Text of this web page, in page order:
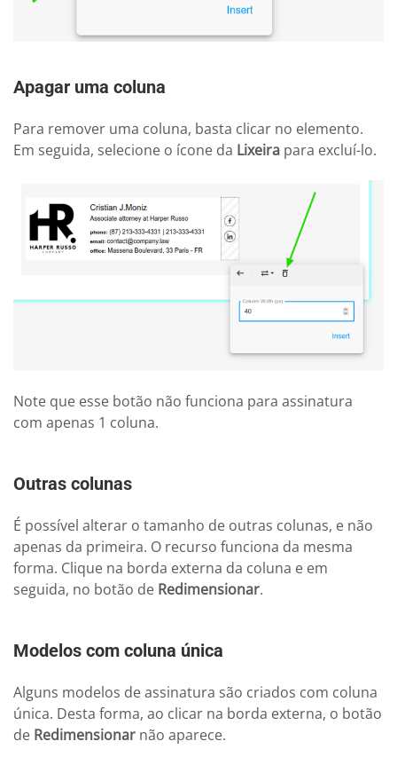
Apagar uma coluna
Para remover uma coluna, basta clicar no elemento.
Em seguida, selecione o ícone da Lixeira para excluí-lo.
Note que esse botão não funciona para assinatura
com apenas 1 coluna.
Outras colunas
É possível alterar o tamanho de outras colunas, e não
apenas da primeira. O recurso funciona da mesma
forma. Clique na borda externa da coluna e em
seguida, no botão de Redimensionar.
Modelos com coluna única
Alguns modelos de assinatura são criados com coluna
única. Desta forma, ao clicar na borda externa, o botão
de Redimensionar não aparece.